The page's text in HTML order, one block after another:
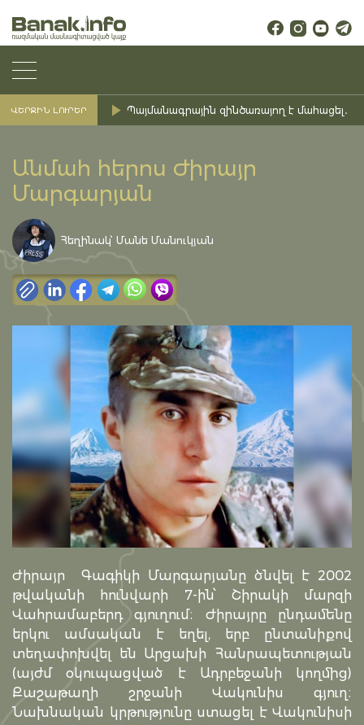
ՎԵՐՋԻՆ ԼՈՒՐԵՐ Պայմանագրային զինծառայող է մահացել․
Անմահ հերոս Ժիրայր
Մարգարյան
Հեղինակ՝ Մանե Մանուկյան
Ժիրայր Գագիկի Մարգարյանը ծնվել է 2002
թվականի հունվարի 7-ին՝ Շիրակի մարզի
Վահրամաբերդ գյուղում։ Ժիրայրը ընդամենը
երկու ամսական է եղել, երբ ընտանիքով
տեղափոխվել են Արցախի Հանրապետության
(այժմ օկուպացված է Ադրբեջանի կողմից)
Քաշաթաղի շրջանի Վակունիս գյուղ։
Նախնական կրթությունը ստացել է Վակունիսի